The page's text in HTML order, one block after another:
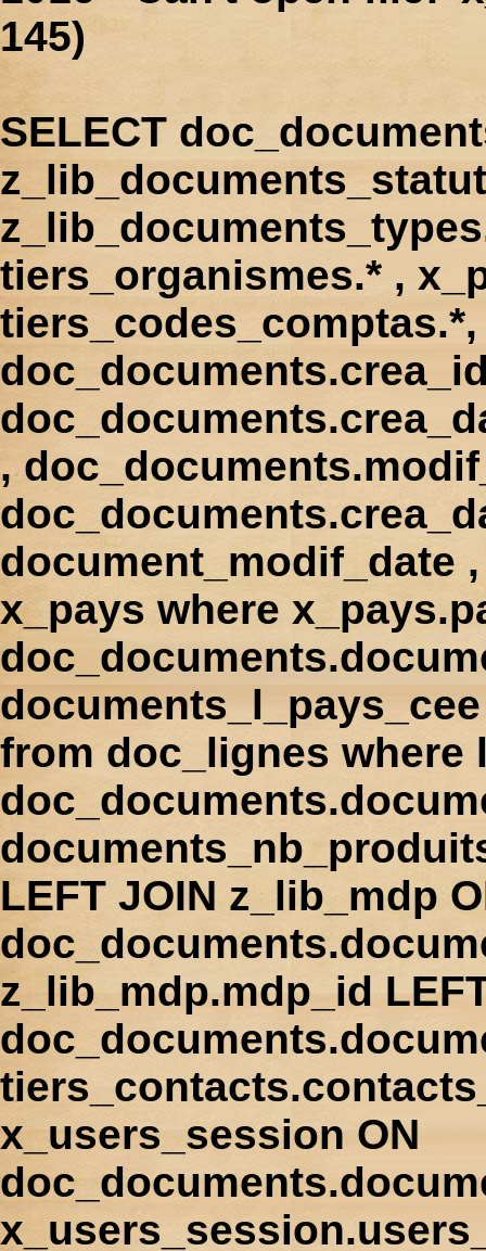
145)
SELECT
tiers_organismes.* ,
,
document_modif_date
x_pays where
from doc_lignes where
LEFT JOIN z_lib_mdp
z_lib_mdp.mdp_id
x_users_session ON